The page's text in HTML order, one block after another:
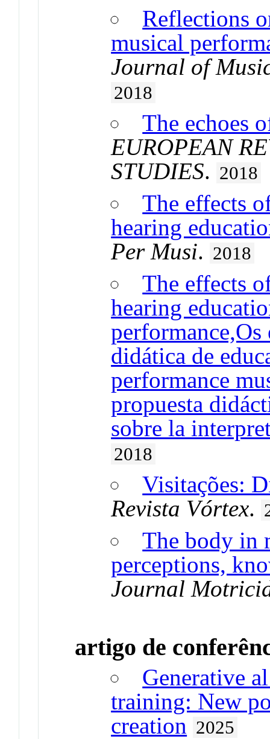
Reflections
musical
Journal of
2018
The echoes
EUROPEAN
STUDIES. 2018
The effects
hearing
Per Musi. 2018
The effects
hearing
didática de
performance
propuesta
sobre la
2018
Visitações:
Revista Vórtex.
The body in
perceptions,
Journal
artigo de
Generative
training: New
creation 2025